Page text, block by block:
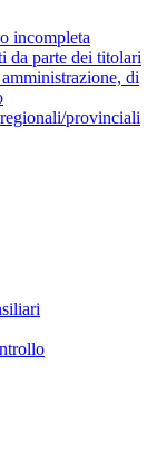
incompleta
da parte dei titolari
di
provinciali